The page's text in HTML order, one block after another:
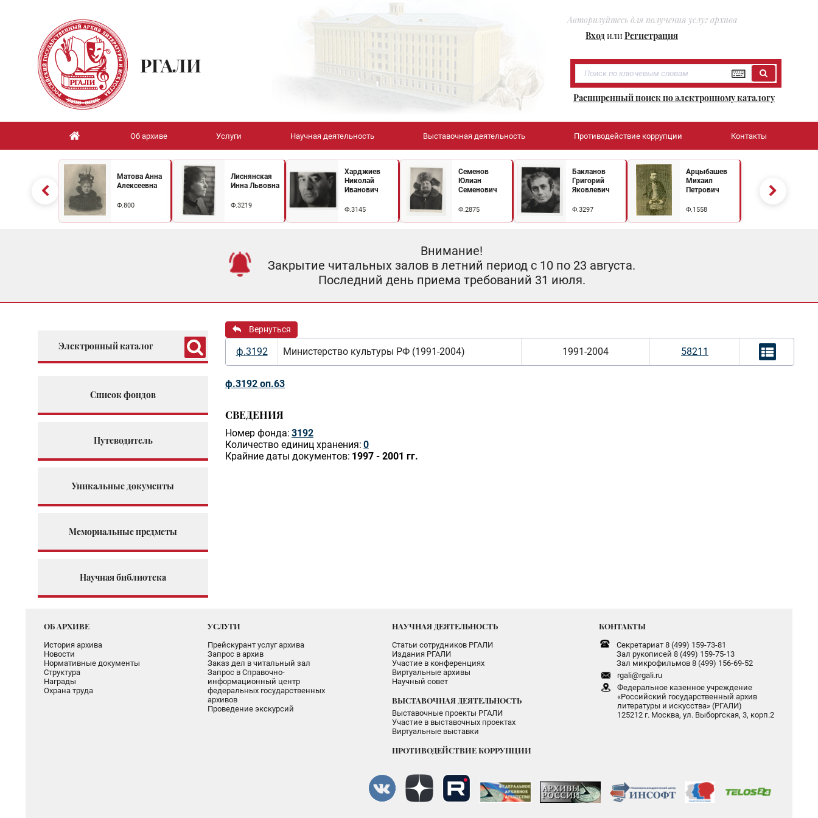
Авторизуйтесь для получения услуг архива
ВходилиРегистрация
РГАЛИ
Расширенный поиск по электронному каталогу
Об архиве Услуги Научная деятельность Выставочная деятельность Противодействие коррупции Контакты
Матова Анна
Алексеевна
Ф.800
Лиснянская
Инна Львовна
Ф.3219
Харджиев
Николай
Иванович
Ф.3145
Семенов
Юлиан
Семенович
Ф.2875
Бакланов
Григорий
Яковлевич
Ф.3297
Арцыбашев
Михаил
Петрович
Ф.1558
Внимание!
Закрытие читальных залов в летний период с 10 по 23 августа.
Последний день приема требований 31 июля.
Электронный каталог
Список фондов
Путеводитель
Уникальные документы
Мемориальные предметы
Научная библиотека
Вернуться
ф.3192 Министерство культуры РФ (1991-2004) 1991-2004 58211
ф.3192 оп.63
СВЕДЕНИЯ
Номер фонда: 3192
Количество единиц хранения: 0
Крайние даты документов: 1997 - 2001 гг.
ОБ АРХИВЕ
История архива
Новости
Нормативные документы
Структура
Награды
Охрана труда
УСЛУГИ
Прейскурант услуг архива
Запрос в архив
Заказ дел в читальный зал
Запрос в Справочно-
информационный центр
федеральных государственных
архивов
Проведение экскурсий
НАУЧНАЯ ДЕЯТЕЛЬНОСТЬ
Статьи сотрудников РГАЛИ
Издания РГАЛИ
Участие в конференциях
Виртуальные архивы
Научный совет
ВЫСТАВОЧНАЯ ДЕЯТЕЛЬНОСТЬ
Выставочные проекты РГАЛИ
Участие в выставочных проектах
Виртуальные выставки
ПРОТИВОДЕЙСТВИЕ КОРРУПЦИИ
КОНТАКТЫ
Секретариат 8 (499) 159-73-81
Зал рукописей 8 (499) 159-75-13
Зал микрофильмов 8 (499) 156-69-52
rgali@rgali.ru
Федеральное казенное учреждение
«Российский государственный архив
литературы и искусства» (РГАЛИ)
125212 г. Москва, ул. Выборгская, 3, корп.2